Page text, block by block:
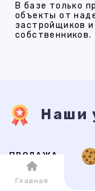
В базе только
объекты от
застройщиков и
собственников.
Наши
ПРОДАЖА
Главная